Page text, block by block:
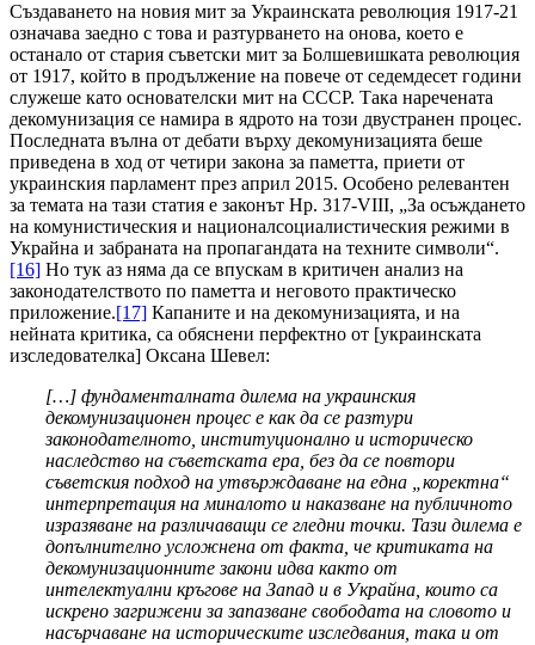
Създаването на новия мит за Украинската революция 1917-21
означава заедно с това и разтурването на онова, което е
останало от стария съветски мит за Болшевишката революция
от 1917, който в продължение на повече от седемдесет години
служеше като основателски мит на СССР. Така наречената
декомунизация се намира в ядрото на този двустранен процес.
Последната вълна от дебати върху декомунизацията беше
приведена в ход от четири закона за паметта, приети от
украинския парламент през април 2015. Особено релевантен
за темата на тази статия е законът Нр. 317-VIII, „За осъждането
на комунистическия и националсоциалистическия режими в
Украйна и забраната на пропагандата на техните символи“.
[16] Но тук аз няма да се впускам в критичен анализ на
законодателството по паметта и неговото практическо
приложение.[17] Капаните и на декомунизацията, и на
нейната критика, са обяснени перфектно от [украинската
изследователка] Оксана Шевел:
[…] фундаменталната дилема на украинския
декомунизационен процес е как да се разтури
законодателното, институционално и историческо
наследство на съветската ера, без да се повтори
съветския подход на утвърждаване на една „коректна“
интерпретация на миналото и наказване на публичното
изразяване на различаващи се гледни точки. Тази дилема е
допълнително усложнена от факта, че критиката на
декомунизационните закони идва както от
интелектуални кръгове на Запад и в Украйна, които са
искрено загрижени за запазване свободата на словото и
насърчаване на историческите изследвания, така и от